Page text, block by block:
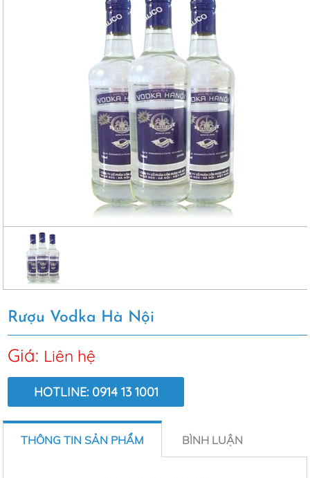
Rượu Vodka Hà Nội
Giá: Liên hệ
HOTLINE: 0914 13 1001
THÔNG TIN SẢN PHẨM BÌNH LUẬN